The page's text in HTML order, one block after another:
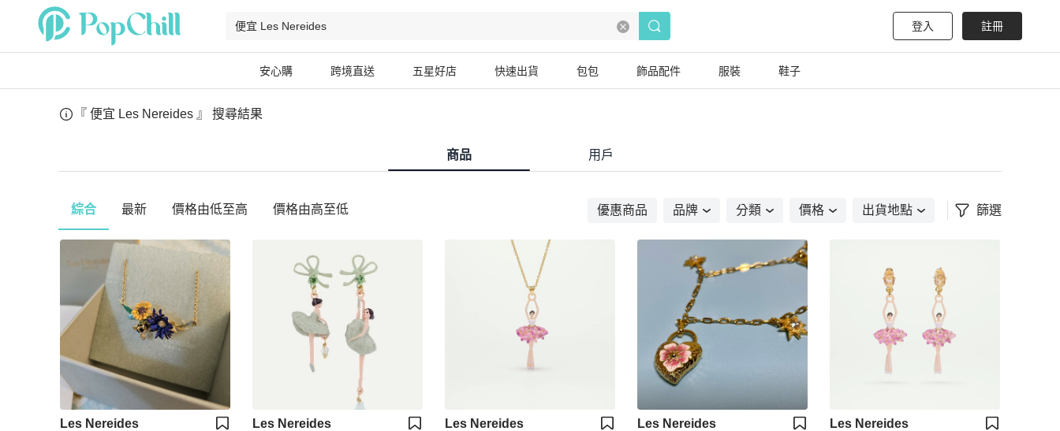
登入 註冊
安心購 跨境直送 五星好店 快速出貨 包包 飾品配件 服裝 鞋子
『 便宜 Les Nereides 』 搜尋結果
商品 用戶
綜合 最新 價格由低至高 價格由高至低 優惠商品 品牌 分類 價格 出貨地點 篩選
Les Nereides Les Nereides Les Nereides Les Nereides Les Nereides